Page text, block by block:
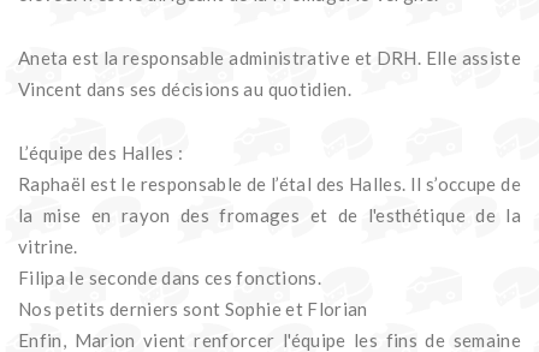
Vincent dans ses décisions au quotidien.
Raphaël est le responsable de l’étal des Halles. Il s’occupe de
la mise en rayon des fromages et de l'esthétique de la
vitrine.
Filipa le seconde dans ces fonctions.
Nos petits derniers sont Sophie et Florian
Enfin, Marion vient renforcer l'équipe les fins de semaine
ainsi que durant les vacances scolaires.